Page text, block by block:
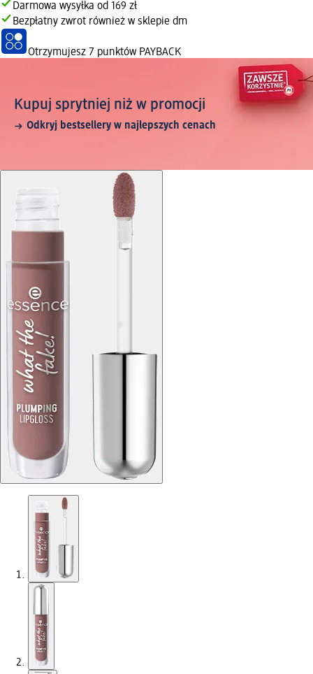
Darmowa wysyłka od 169 zł
Bezpłatny zwrot również w sklepie dm
Otrzymujesz 7 punktów PAYBACK
Kupuj sprytniej niż w promocji
Odkryj bestsellery w najlepszych cenach